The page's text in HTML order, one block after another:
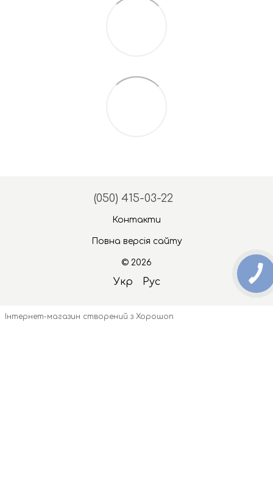
(050) 415-03-22
Контакти
Повна версія сайту
© 2026
Укр Рус
Інтернет-магазин створений з Хорошоп